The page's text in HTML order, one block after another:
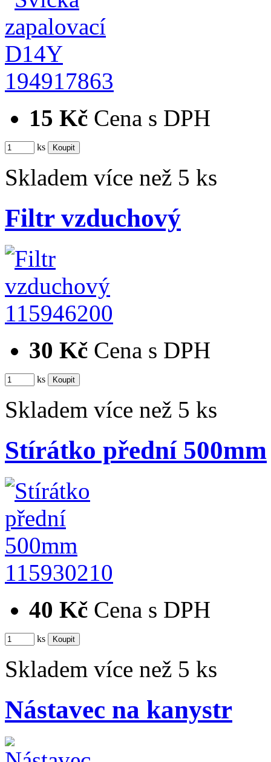
194917863
15 Kč Cena s DPH
ks
Skladem více než 5 ks
Filtr vzduchový
115946200
30 Kč Cena s DPH
ks
Skladem více než 5 ks
Stírátko přední 500mm
115930210
40 Kč Cena s DPH
ks
Skladem více než 5 ks
Nástavec na kanystr